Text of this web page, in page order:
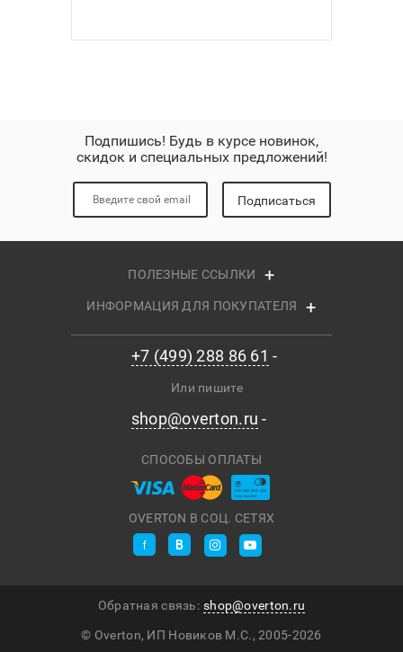
Подпишись! Будь в курсе новинок,
скидок и специальных предложений!
Подписаться
ПОЛЕЗНЫЕ ССЫЛКИ
ИНФОРМАЦИЯ ДЛЯ ПОКУПАТЕЛЯ
+7 (499) 288 86 61
Или пишите
shop@overton.ru
OVERTON В СОЦ. СЕТЯХ
СПОСОБЫ ОПЛАТЫ
© Overton, ИП Новиков М.С., 2005-2026
Обратная связь: shop@overton.ru